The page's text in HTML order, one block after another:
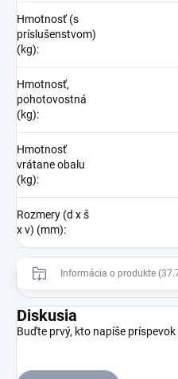
Hmotnosť (s
príslušenstvom)
(kg):
Hmotnosť,
pohotovostná
(kg):
Hmotnosť
vrátane obalu
(kg):
Rozmery (d x š
x v) (mm):
Informácia o produkte
Diskusia
Buďte prvý, kto napíše